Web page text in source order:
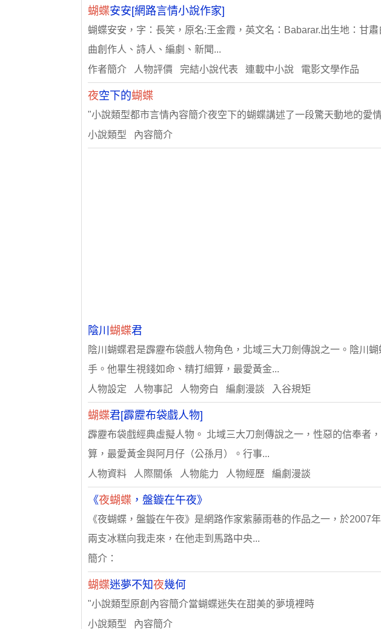
蝴蝶安安[網路言情小說作家]
蝴蝶安安，字：長笑，原名:王金霞，英文名：Babarar.出生地：甘
曲創作人、詩人、編劇、新聞...
作者簡介 人物評價 完結小說代表 連載中小說 電影文學作品
夜空下的蝴蝶
"小說類型都市言情內容簡介夜空下的蝴蝶講述了一段驚天動地的愛
小說類型 內容簡介
陰川蝴蝶君
陰川蝴蝶君是霹靂布袋戲人物角色，北域三大刀劍傳說之一。陰川
手。他畢生視錢如命、精打細算，最愛黃金...
人物設定 人物事記 人物旁白 編劇漫談 入谷規矩
蝴蝶君[霹靂布袋戲人物]
霹靂布袋戲經典虛擬人物。 北域三大刀劍傳說之一，性惡的信奉者
算，最愛黃金與阿月仔（公孫月）。行事...
人物資料 人際關係 人物能力 人物經歷 編劇漫談
《夜蝴蝶 ，盤鏇在午夜》
《夜蝴蝶，盤鏇在午夜》是網路作家紫藤雨巷的作品之一，於
兩支冰糕向我走來，在他走到馬路中央...
簡介：
蝴蝶迷夢不知夜幾何
"小說類型原創內容簡介當蝴蝶迷失在甜美的夢境裡時
小說類型 內容簡介